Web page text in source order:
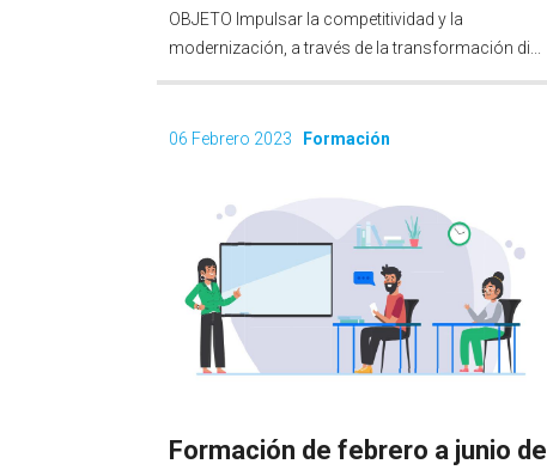
OBJETO Impulsar la competitividad y la
modernización, a través de la transformación di...
06 Febrero 2023 Formación
Formación de febrero a junio de